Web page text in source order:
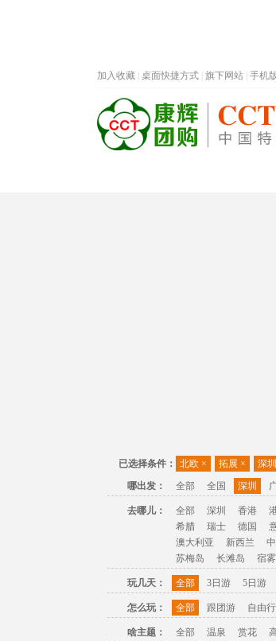
加入收藏 桌面快捷方式 旗下网站 手机
已选择条件： 北欧 × 拓展 × 深圳
哪出发：
全部 全国 深圳
去哪儿： 全部 深圳 香港
希腊
瑞士 德国
澳大利亚
新西兰
苏梅岛
长滩岛 宿
玩几天： 全部 3日游 5日游
怎么玩： 全部 跟团游 自由行
啥主题： 全部 温泉 赏花